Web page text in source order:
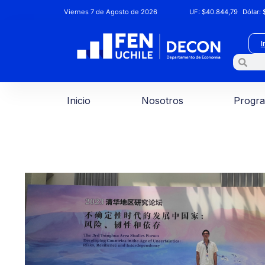
Viernes 7 de Agosto de 2026 UF:$40.844,79 Dólar:
Inicio Nosotros